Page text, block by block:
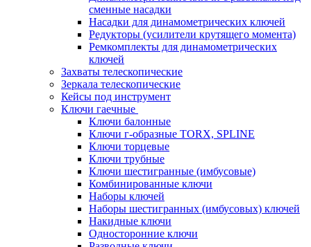
сменные насадки
Насадки для динамометрических ключей
Редукторы (усилители крутящего момента)
Ремкомплекты для динамометрических
ключей
Захваты телескопические
Зеркала телескопические
Кейсы под инструмент
Ключи гаечные
Ключи балонные
Ключи г-образные TORX, SPLINE
Ключи торцевые
Ключи трубные
Ключи шестигранные (имбусовые)
Комбинированные ключи
Наборы ключей
Наборы шестигранных (имбусовых) ключей
Накидные ключи
Односторонние ключи